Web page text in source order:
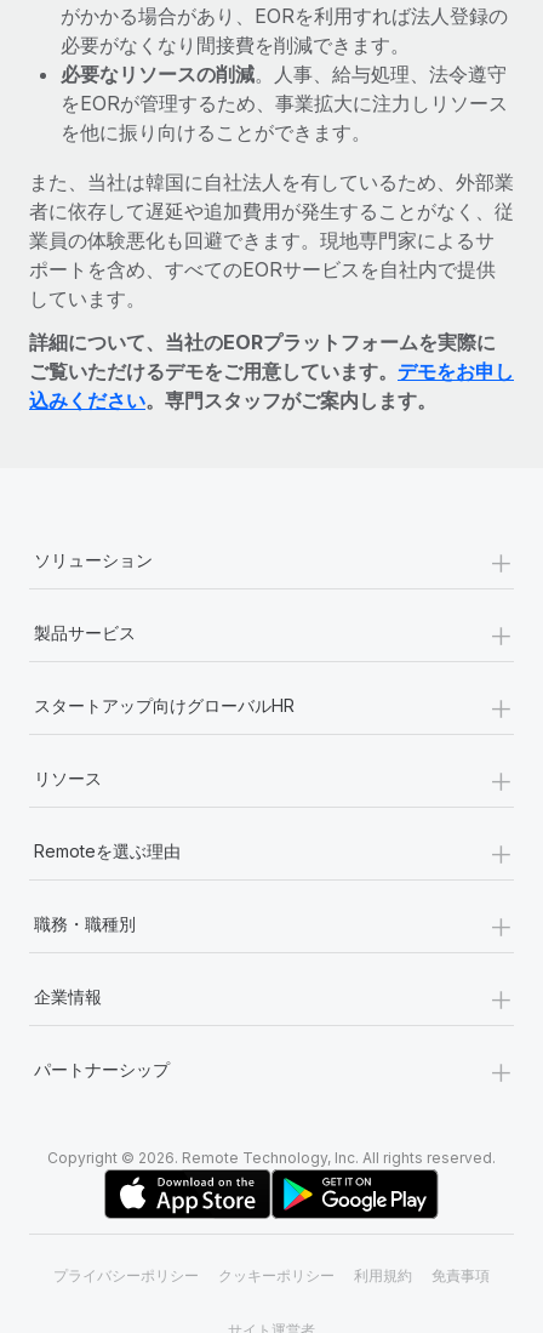
がかかる場合があり、EORを利用すれば法人登録の
必要がなくなり間接費を削減できます。
必要なリソースの削減。人事、給与処理、法令遵守
をEORが管理するため、事業拡大に注力しリソース
を他に振り向けることができます。
また、当社は韓国に自社法人を有しているため、外部業
者に依存して遅延や追加費用が発生することがなく、従
業員の体験悪化も回避できます。現地専門家によるサ
ポートを含め、すべてのEORサービスを自社内で提供
しています。
詳細について、当社のEORプラットフォームを実際に
ご覧いただけるデモをご用意しています。 デモをお申し
込みください。専門スタッフがご案内します。
ソリューション +
製品サービス +
スタートアップ向けグローバルHR +
リソース +
Remoteを選ぶ理由 +
職務・職種別 +
企業情報 +
パートナーシップ +
Copyright © 2026. Remote Technology, Inc. All rights reserved.
プライバシーポリシー クッキーポリシー 利用規約 免責事項